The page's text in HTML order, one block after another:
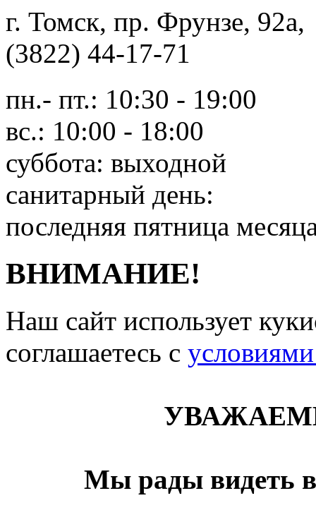
г. Томск, пр. Фрунзе,
(3822) 44-17-71
пн.- пт.: 10:30 - 19:00
вс.: 10:00 - 18:00
суббота: выходной
санитарный день:
последняя пятница
ВНИМАНИЕ!
Наш сайт использует
соглашаетесь c
Мы рады видеть